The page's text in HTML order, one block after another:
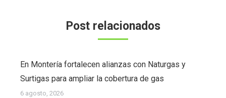
Post relacionados
En Montería fortalecen alianzas con Naturgas y
Surtigas para ampliar la cobertura de gas
6 agosto, 2026